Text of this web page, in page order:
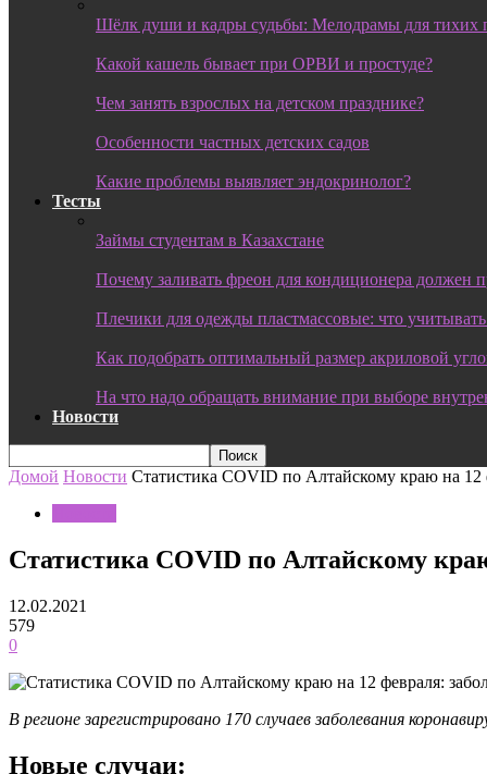
Шёлк души и кадры судьбы: Мелодрамы для тихих
Какой кашель бывает при ОРВИ и простуде?
Чем занять взрослых на детском празднике?
Особенности частных детских садов
Какие проблемы выявляет эндокринолог?
Тесты
Займы студентам в Казахстане
Почему заливать фреон для кондиционера должен
Плечики для одежды пластмассовые: что
Как подобрать оптимальный размер акриловой
На что надо обращать внимание при выборе
Новости
Домой Новости Статистика COVID по Алтайскому краю на 12
Статистика COVID по Алтайскому
12.02.2021
579
0
В регионе зарегистрировано 170 случаев заболевания
Новые случаи: